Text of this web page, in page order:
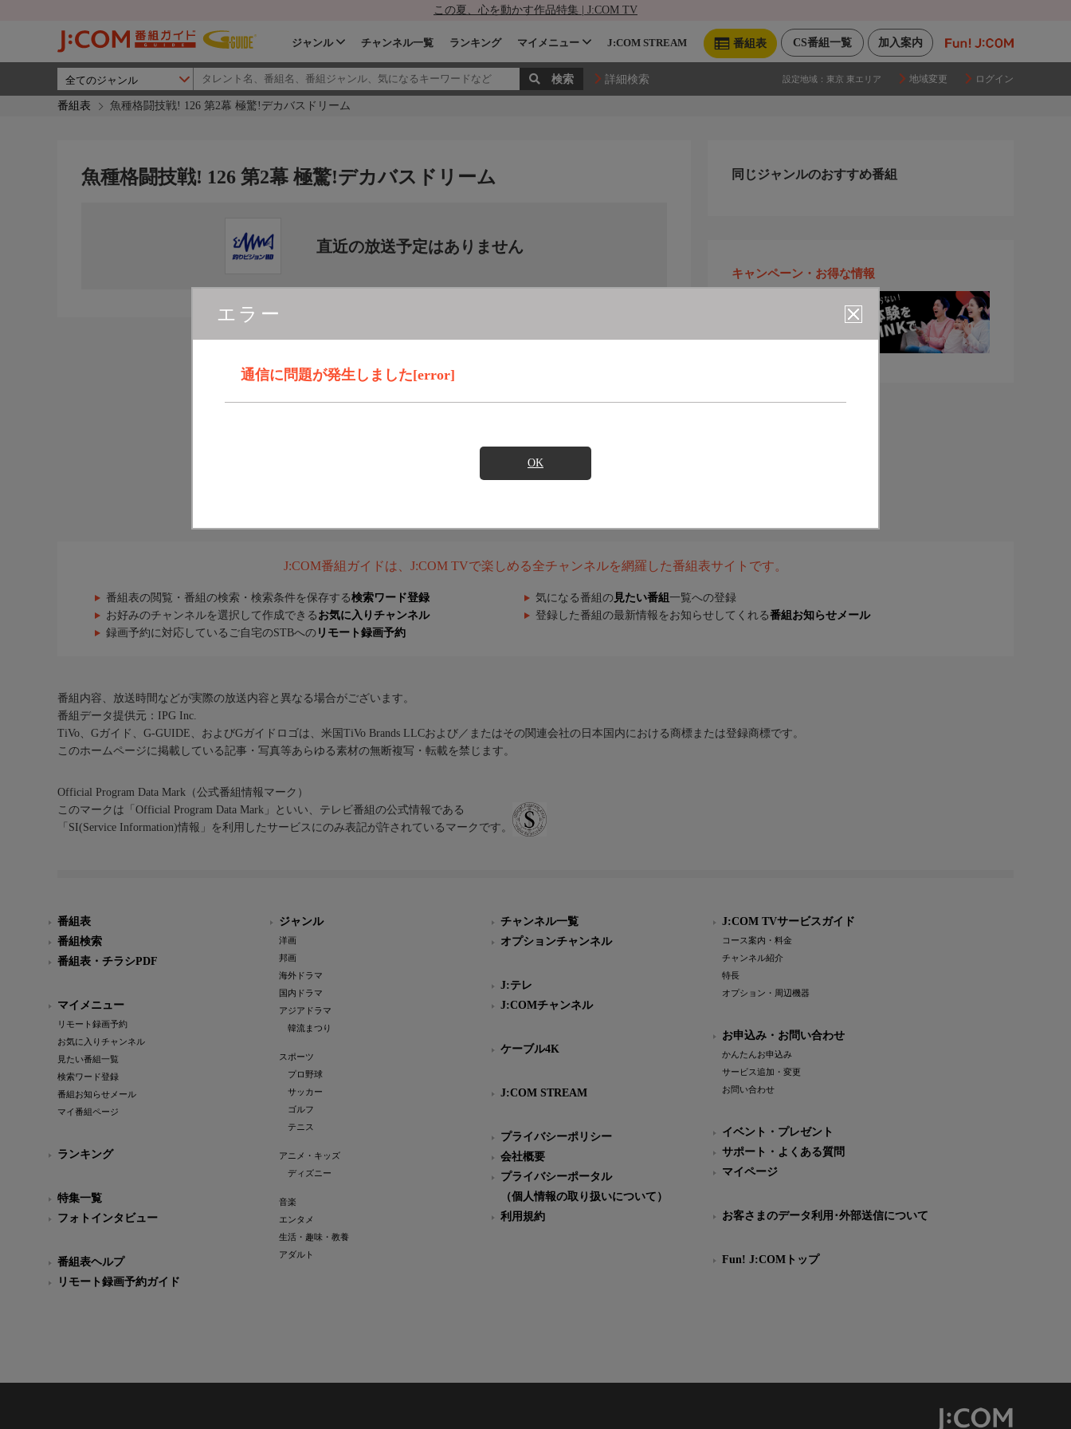
この夏、心を動かす作品特集 | J:COM TV
加入案内
CS番組一覧
番組表
ジャンル チャンネル一覧 ランキング マイメニュー J:COM STREAM
詳細検索 設定地域： 東京 東エリア 地域変更 ログイン
番組表 魚種格闘技戦! 126 第2幕 極驚!デカバスドリーム
エラー
通信に問題が発生しました[error]
OK
魚種格闘技戦! 126 第2幕 極驚!デカバスドリーム
直近の放送予定はありません
同じジャンルのおすすめ番組
キャンペーン・お得な情報
J:COM番組ガイドは、J:COM TVで楽しめる全チャンネルを網羅した番組表サイトです。
番組表の閲覧・番組の検索・検索条件を保存する検索ワード登録 気になる番組の 見たい番組 一覧への登録
お好みのチャンネルを選択して作成できる お気に入りチャンネル 登録した番組の最新情報をお知らせしてくれる番組お知らせメール
録画予約に対応しているご自宅のSTBへの リモート録画予約
番組内容、放送時間などが実際の放送内容と異なる場合がございます。
番組データ提供元：IPG Inc.
TiVo、Gガイド、G-GUIDE、およびGガイドロゴは、米国TiVo Brands LLCおよび／またはその関連会社の日本国内における商標または登録商標です。
このホームページに掲載している記事・写真等あらゆる素材の無断複写・転載を禁じます。
Official Program Data Mark（公式番組情報マーク）
このマークは「Official Program Data Mark」といい、テレビ番組の公式情報である
「SI(Service Information)情報」を利用したサービスにのみ表記が許されているマークです。
番組表
番組検索
番組表・チラシPDF
マイメニュー
リモート録画予約
お気に入りチャンネル
見たい番組一覧
検索ワード登録
番組お知らせメール
マイ番組ページ
ランキング
特集一覧
フォトインタビュー
番組表ヘルプ
リモート録画予約ガイド
ジャンル
洋画
邦画
海外ドラマ
国内ドラマ
アジアドラマ
韓流まつり
スポーツ
プロ野球
サッカー
ゴルフ
テニス
アニメ・キッズ
ディズニー
音楽
エンタメ
生活・趣味・教養
アダルト
チャンネル一覧
オプションチャンネル
J:テレ
J:COMチャンネル
ケーブル4K
J:COM STREAM
プライバシーポリシー
会社概要
プライバシーポータル
（個人情報の取り扱いについて）
利用規約
J:COM TVサービスガイド
コース案内・料金
チャンネル紹介
特長
オプション・周辺機器
お申込み・お問い合わせ
かんたんお申込み
サービス追加・変更
お問い合わせ
イベント・プレゼント
サポート・よくある質問
マイページ
お客さまのデータ利用･外部送信について
Fun! J:COMトップ